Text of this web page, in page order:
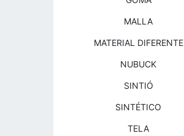
MALLA
MATERIAL DIFERENTE
NUBUCK
SINTIÓ
SINTÉTICO
TELA